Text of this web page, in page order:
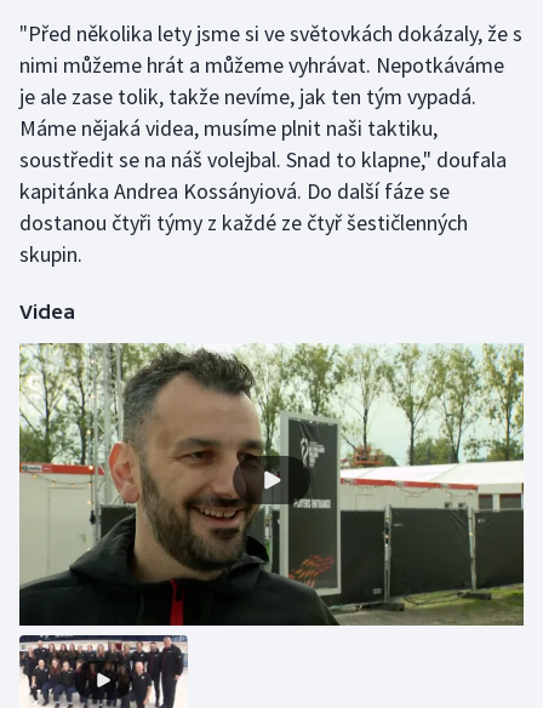
Lyže a snowboard
Moderní pětiboj
Motorsport
Olympijské hry
Parasport
Plavání
Plážový volejbal
Ragby
Rychlobruslení
Rychlostní kanoistika
Sportovní střelba
"Před několika lety jsme si ve světovkách dokázaly, že s
nimi můžeme hrát a můžeme vyhrávat. Nepotkáváme
je ale zase tolik, takže nevíme, jak ten tým vypadá.
Máme nějaká videa, musíme plnit naši taktiku,
soustředit se na náš volejbal. Snad to klapne," doufala
kapitánka Andrea Kossányiová. Do další fáze se
dostanou čtyři týmy z každé ze čtyř šestičlenných
skupin.
Videa